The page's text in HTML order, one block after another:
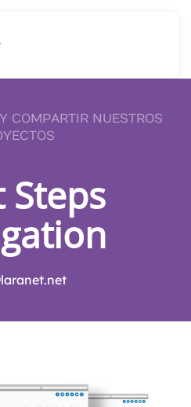
COMPARTIR NUESTROS
Steps